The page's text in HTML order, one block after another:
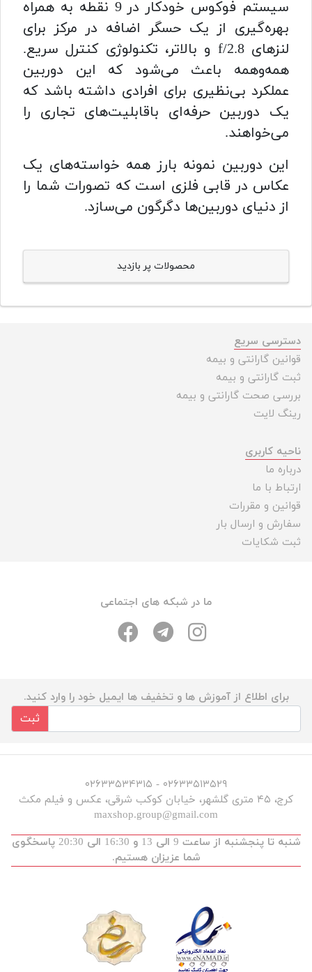
سیستم فوکوس خودکار در 9 نقطه به همراه
بهره‌گیری از یک حسگر اضافه در مرکز برای
لنزهای f/2.8 و بالاتر، تکنولوژی کنترل سریع.
همه‌وهمه باعث می‌شود که این دوربین
عملکرد بی‌نظیری برای افرادی داشته باشد که
یک دوربین حرفه‌ای باقابلیت‌های تجاری را
می‌خواهند.
این دوربین نمونه بارز همه خواسته‌های یک
عکاس در قابی فلزی است که تصورات شما را
از دنیای دوربین‌ها دگرگون می‌سازد.
محصولات پر بازدید
دسترسی سریع
قوانین گارانتی و بیمه
ثبت گارانتی و بیمه
بررسی صحت گارانتی و بیمه
رینگ لایت
ناحیه کاربری
درباره ما
ارتباط با ما
قوانین و مقررات
سفارش و ارسال بار
ثبت شکایات
ما در شبکه های اجتماعی
برای اطلاع از آموزش ها و تخفیف ها ایمیل خود را وارد کنید.
ثبت
۰۲۶۳۳۵۱۳۵۲۹ - ۰۲۶۳۳۵۳۴۳۱۵
کرج، ۴۵ متری گلشهر، خیابان کوکب شرقی، عکس و فیلم مکث
maxshop.group@gmail.com
شنبه تا پنجشنبه از ساعت 9 الی 13 و 16:30 الی 20:30 پاسخگوی
شما عزیزان هستیم.